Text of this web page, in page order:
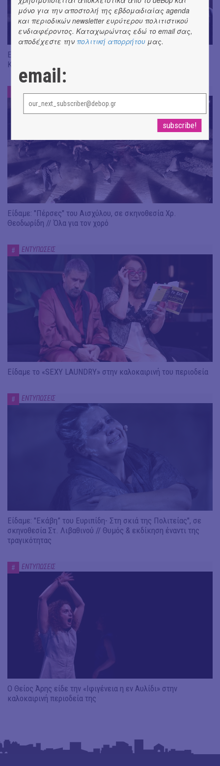
Είδαμε "Βάκχες" του Ευριπίδη, σε σκηνοθεσία J. Gardev //
Καλώς ήρθατε στο σόου!
Είδαμε: "Πέρσες" του Αισχύλου, σε σκηνοθεσία Χρ.
Θεοδωρίδη // Όλα για τον χορό
# ΕΝΤΥΠΩΣΕΙΣ
Είδαμε το «SEXY LAUNDRY» στην καλοκαιρινή του περιοδεία
# ΕΝΤΥΠΩΣΕΙΣ
Είδαμε: "Εκάβη” του Ευριπίδη- Στη σκιά της Πολιτείας", σε
σκηνοθεσία Στ. Λιβαθινού // Θυμός & εκδίκηση έναντι της
τραγικότητας
# ΕΝΤΥΠΩΣΕΙΣ
Ο Θείος Άρης είδε την «Ιφιγένεια η εν Αυλίδι» στην
καλοκαιρινή περιοδεία της
μόνο για την αποστολή της εβδομαδιαίας agenda
και περιοδικών newsletter ευρύτερου πολιτιστικού
ενδιαφέροντος. Καταχωρώντας εδώ το email σας,
αποδέχεστε την πολιτική απορρήτου μας.
email: